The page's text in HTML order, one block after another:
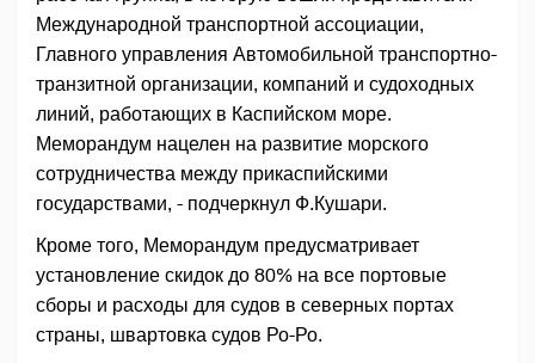
Международной транспортной ассоциации,
Главного управления Автомобильной транспортно-
транзитной организации, компаний и судоходных
линий, работающих в Каспийском море.
Меморандум нацелен на развитие морского
сотрудничества между прикаспийскими
государствами, - подчеркнул Ф.Кушари.
Кроме того, Меморандум предусматривает
установление скидок до 80% на все портовые
сборы и расходы для судов в северных портах
страны, швартовка судов Ро-Ро.